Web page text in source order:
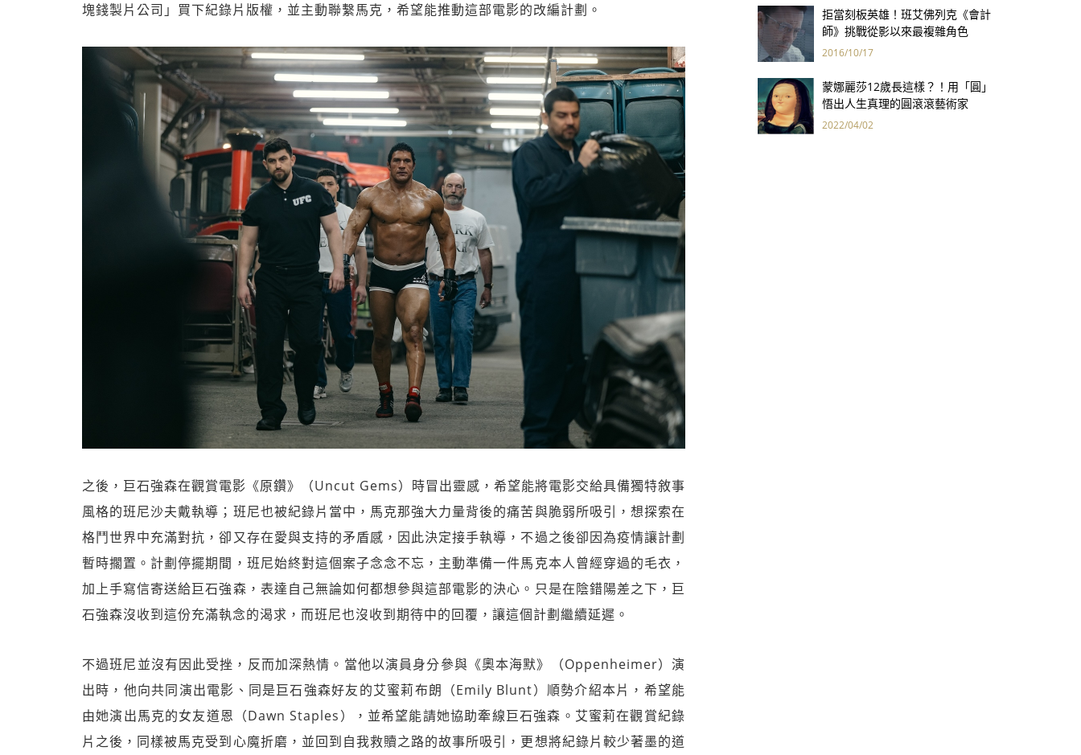
塊錢製片公司」買下紀錄片版權，並主動聯繫馬克，希望能推動這部電影的改編計劃。
之後，巨石強森在觀賞電影《原鑽》（Uncut Gems）時冒出靈感，希望能將電影交給具備獨特敘事
風格的班尼沙夫戴執導；班尼也被紀錄片當中，馬克那強大力量背後的痛苦與脆弱所吸引，想探索在
格鬥世界中充滿對抗，卻又存在愛與支持的矛盾感，因此決定接手執導，不過之後卻因為疫情讓計劃
暫時擱置。計劃停擺期間，班尼始終對這個案子念念不忘，主動準備一件馬克本人曾經穿過的毛衣，
加上手寫信寄送給巨石強森，表達自己無論如何都想參與這部電影的決心。只是在陰錯陽差之下，巨
石強森沒收到這份充滿執念的渴求，而班尼也沒收到期待中的回覆，讓這個計劃繼續延遲。
不過班尼並沒有因此受挫，反而加深熱情。當他以演員身分參與《奧本海默》（Oppenheimer）演
出時，他向共同演出電影、同是巨石強森好友的艾蜜莉布朗（Emily Blunt）順勢介紹本片，希望能
由她演出馬克的女友道恩（Dawn Staples），並希望能請她協助牽線巨石強森。艾蜜莉在觀賞紀錄
片之後，同樣被馬克受到心魔折磨，並回到自我救贖之路的故事所吸引，更想將紀錄片較少著墨的道
拒當刻板英雄！班艾佛列克《會計
師》挑戰從影以來最複雜角色
2016/10/17
蒙娜麗莎12歲長這樣？！用「圓」
悟出人生真理的圓滾滾藝術家
2022/04/02